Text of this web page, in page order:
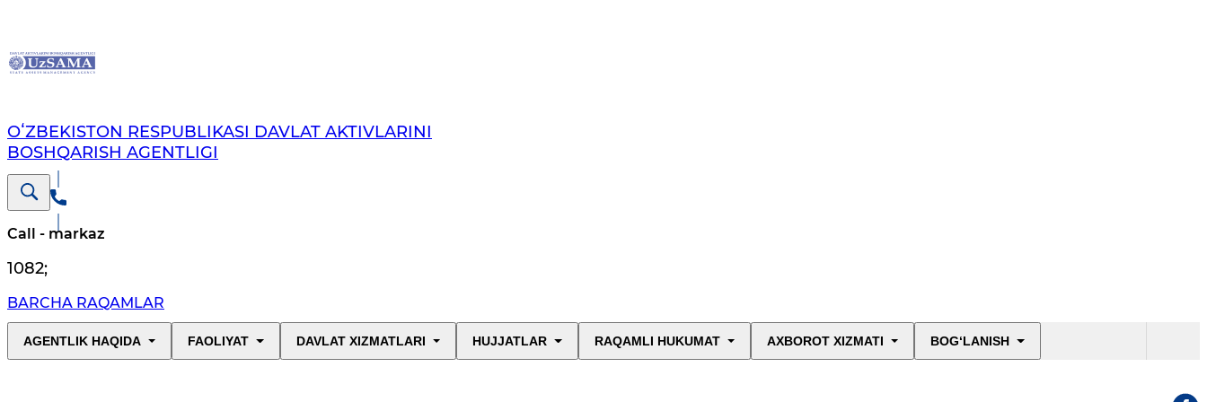
OʻZBEKISTON RESPUBLIKASI DAVLAT AKTIVLARINI
BOSHQARISH AGENTLIGI
Call - markaz
1082;
BARCHA RAQAMLAR
AGENTLIK HAQIDA FAOLIYAT DAVLAT XIZMATLARI HUJJATLAR RAQAMLI HUKUMAT AXBOROT XIZMATI BOG‘LANISH